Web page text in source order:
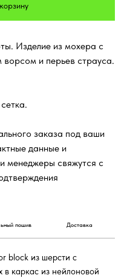
Изделие из мохера с
и перьев страуса.
заказа под ваши
данные и
менеджеры свяжутся с
пошив Доставка
block из шерсти с
каркас из нейлоновой